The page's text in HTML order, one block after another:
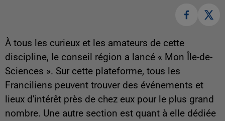
À tous les curieux et les amateurs de cette
discipline, le conseil région a lancé « Mon Île-de-
Sciences ». Sur cette plateforme, tous les
Franciliens peuvent trouver des événements et
lieux d'intérêt près de chez eux pour le plus grand
nombre. Une autre section est quant à elle dédiée